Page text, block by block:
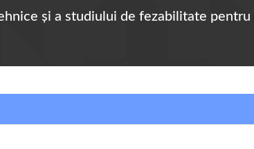
și a studiului de fezabilitate